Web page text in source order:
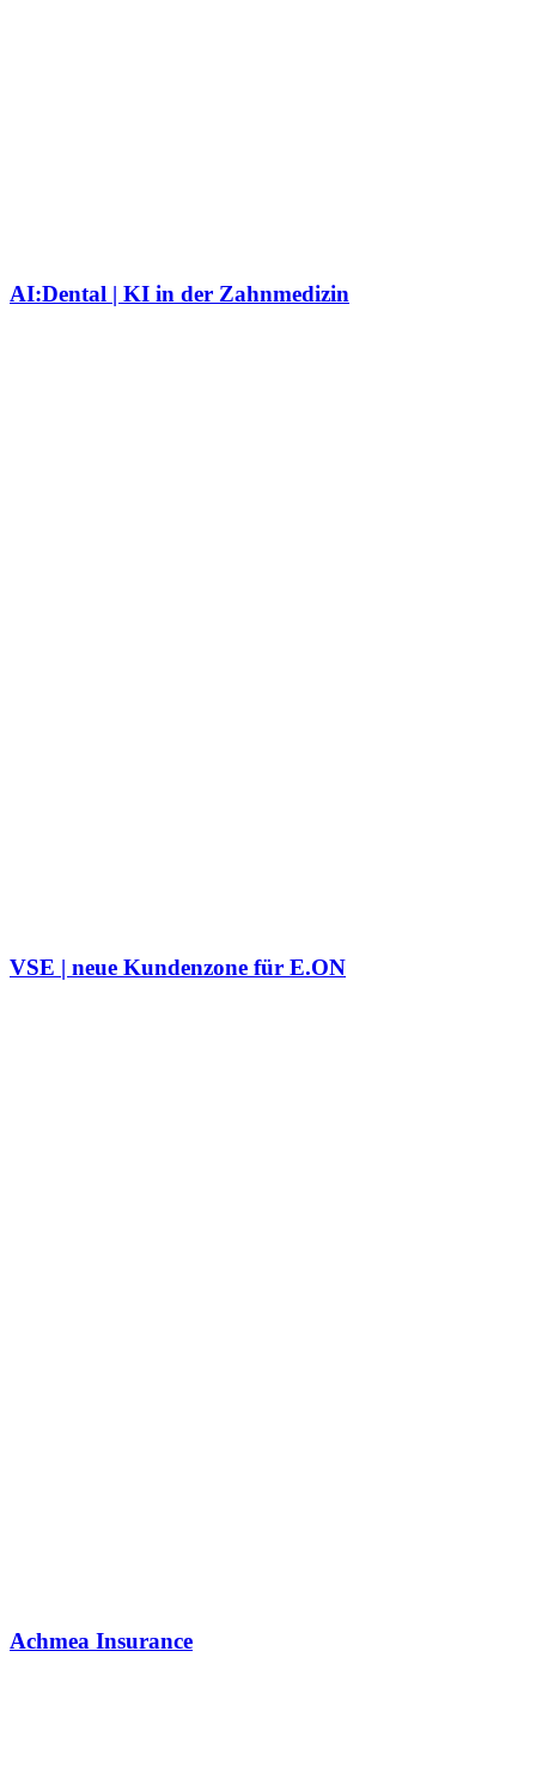
AI:Dental | KI in der Zahnmedizin
VSE | neue Kundenzone für E.ON
Achmea Insurance